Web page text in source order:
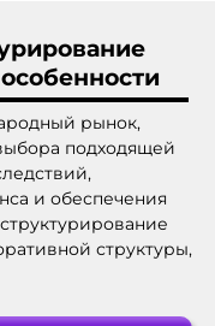
рынок,
подходящей
и обеспечения
структуры,